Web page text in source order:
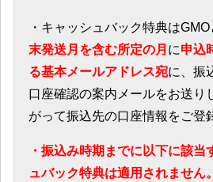
・キャッシュバック特典は
末発送月を含む所定の月 に申込
る基本メールアドレス宛に、振
口座確認の案内メールをお送り
がって振込先の口座情報をご登
・振込み時期までに以下に該当
ュバック特典は適用されません。